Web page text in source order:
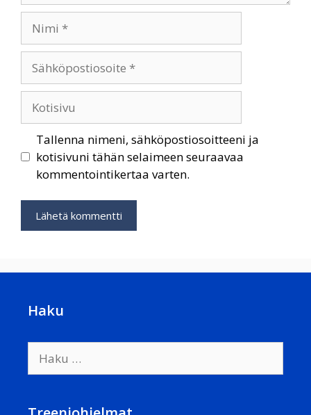
Tallenna nimeni, sähköpostiosoitteeni ja
kotisivuni tähän selaimeen seuraavaa
kommentointikertaa varten.
Haku